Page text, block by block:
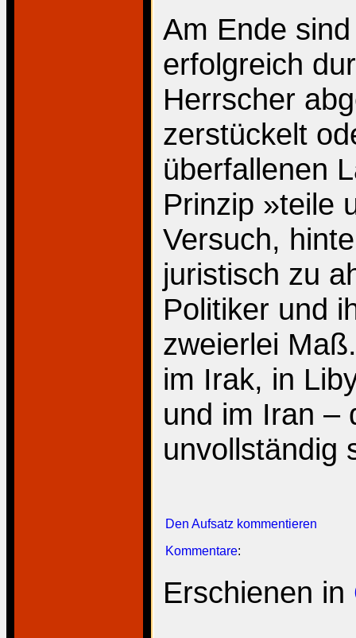
Am Ende
erfolgreich
Herrscher
zerstückelt
überfallenen
Prinzip »teile
Versuch,
juristisch zu
Politiker und
zweierlei
im Irak, in
und im Iran –
unvollständig
Den Aufsatz kommentieren
Kommentare:
Erschienen in